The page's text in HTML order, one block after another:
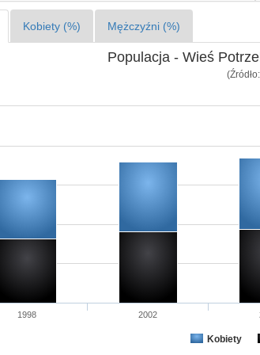
Kobiety (%) Mężczyźni (%)
Populacja - Wieś
Kobiety
1998 2002